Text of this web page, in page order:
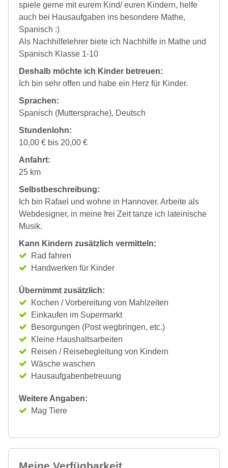
spiele gerne mit eurem Kind/ euren Kindern, helfe
auch bei Hausaufgaben ins besondere Mathe,
Spanisch :)
Als Nachhilfelehrer biete ich Nachhilfe in Mathe und
Spanisch Klasse 1-10
Deshalb möchte ich Kinder betreuen:
Ich bin sehr offen und habe ein Herz für Kinder.
Sprachen:
Spanisch (Muttersprache), Deutsch
Stundenlohn:
10,00 € bis 20,00 €
Anfahrt:
25 km
Selbstbeschreibung:
Ich bin Rafael und wohne in Hannover. Arbeite als
Webdesigner, in meine frei Zeit tanze ich lateinische
Musik.
Kann Kindern zusätzlich vermitteln:
Rad fahren
Handwerken für Kinder
Übernimmt zusätzlich:
Kochen / Vorbereitung von Mahlzeiten
Einkaufen im Supermarkt
Besorgungen (Post wegbringen, etc.)
Kleine Haushaltsarbeiten
Reisen / Reisebegleitung von Kindern
Wäsche waschen
Hausaufgabenbetreuung
Weitere Angaben:
Mag Tiere